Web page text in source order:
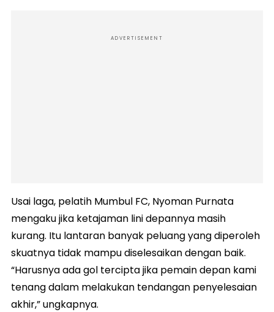
ADVERTISEMENT
Usai laga, pelatih Mumbul FC, Nyoman Purnata
mengaku jika ketajaman lini depannya masih
kurang. Itu lantaran banyak peluang yang diperoleh
skuatnya tidak mampu diselesaikan dengan baik.
“Harusnya ada gol tercipta jika pemain depan kami
tenang dalam melakukan tendangan penyelesaian
akhir,” ungkapnya.